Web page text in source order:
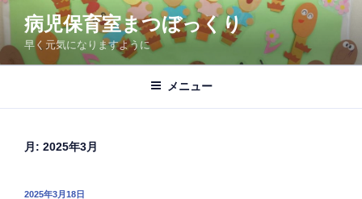
テ
ン
へ
病児保育室まつぼっくり
早く元気になりますように
メニュー
月: 2025年3月
投
2025年3月18日